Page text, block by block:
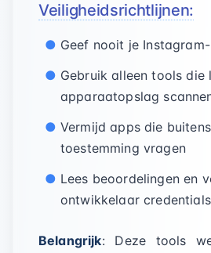
Veiligheidsrichtlijnen:
Geef nooit je
Gebruik alleen tools die
apparaatopslag
Vermijd apps die
toestemming vragen
Lees beoordelingen en
ontwikkelaar credentials
Belangrijk: Deze tools